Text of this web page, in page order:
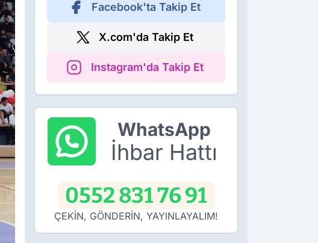
Facebook'ta Takip Et
X.com'da Takip Et
Instagram'da Takip Et
WhatsApp
İhbar Hattı
0552 831 76 91
ÇEKİN, GÖNDERİN, YAYINLAYALIM!